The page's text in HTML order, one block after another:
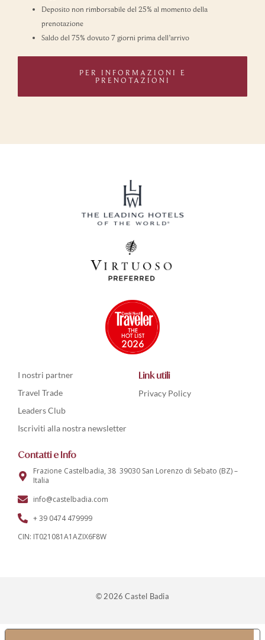
Deposito non rimborsabile del 25% al momento della
prenotazione
Saldo del 75% dovuto 7 giorni prima dell’arrivo
PER INFORMAZIONI E
PRENOTAZIONI
I nostri partner
Travel Trade
Leaders Club
Iscriviti alla nostra newsletter
Link utili
Privacy Policy
Contatti e Info
Frazione Castelbadia, 38 39030 San Lorenzo di Sebato (BZ) –
Italia
info@castelbadia.com
+ 39 0474 479999
CIN: IT021081A1AZIX6F8W
© 2026 Castel Badia